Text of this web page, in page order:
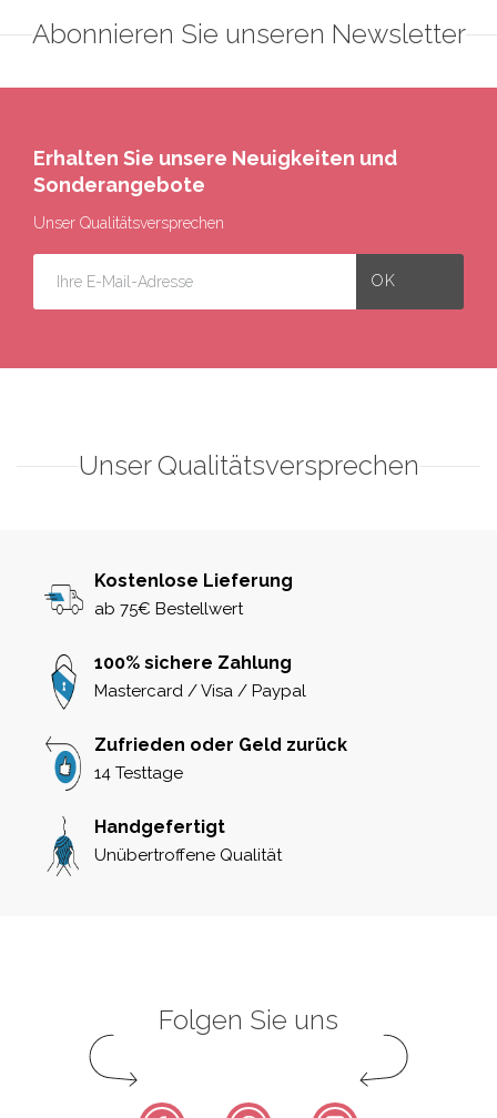
Abonnieren Sie unseren Newsletter
Erhalten Sie unsere Neuigkeiten und
Sonderangebote
Unser Qualitätsversprechen
Unser Qualitätsversprechen
Kostenlose Lieferung
ab 75€ Bestellwert
100% sichere Zahlung
Mastercard / Visa / Paypal
Zufrieden oder Geld zurück
14 Testtage
Handgefertigt
Unübertroffene Qualität
Folgen Sie uns
Facebook Pinterest